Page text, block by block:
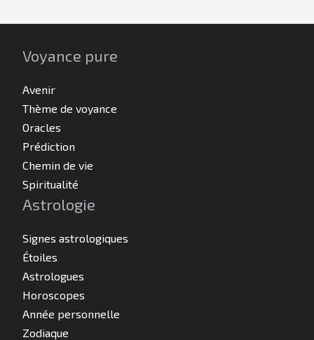
Voyance pure
Avenir
Thème de voyance
Oracles
Prédiction
Chemin de vie
Spiritualité
Astrologie
Signes astrologiques
Étoiles
Astrologues
Horoscopes
Année personnelle
Zodiaque